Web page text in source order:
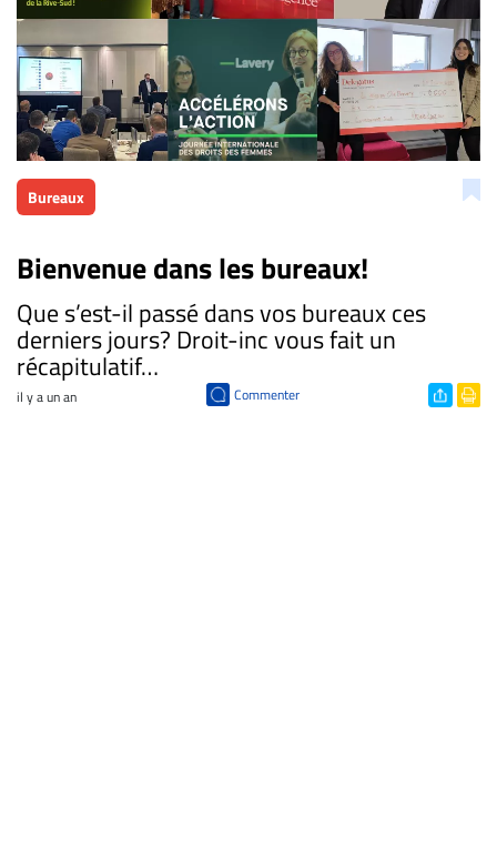
Bureaux
Bienvenue dans les bureaux!
​Que s’est-il passé dans vos bureaux ces
derniers jours? Droit-inc vous fait un
récapitulatif…
il y a un an Commenter